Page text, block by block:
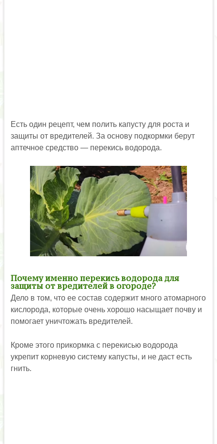
Есть один рецепт, чем полить капусту для роста и
защиты от вредителей. За основу подкормки берут
аптечное средство — перекись водорода.
Почему именно перекись водорода для
защиты от вредителей в огороде?
Дело в том, что ее состав содержит много атомарного
кислорода, которые очень хорошо насыщает почву и
помогает уничтожать вредителей.
Кроме этого прикормка с перекисью водорода
укрепит корневую систему капусты, и не даст есть
гнить.